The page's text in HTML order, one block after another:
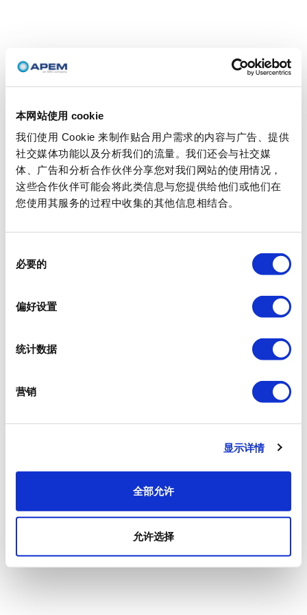
本网站使用 cookie
我们使用 Cookie 来制作贴合用户需求的内容与广告、提供
社交媒体功能以及分析我们的流量。我们还会与社交媒
体、广告和分析合作伙伴分享您对我们网站的使用情况，
这些合作伙伴可能会将此类信息与您提供给他们或他们在
您使用其服务的过程中收集的其他信息相结合。
必要的
偏好设置
统计数据
营销
显示详情
全部允许
允许选择